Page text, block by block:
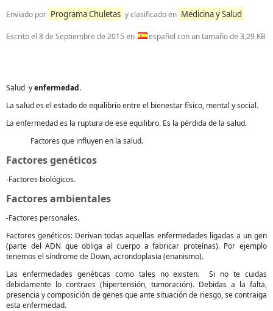
Enviado por Programa Chuletas y clasificado en Medicina y Salud
Escrito el 8 de Septiembre de 2015 en español con un tamaño de 3,29 KB
Salud yenfermedad.
La salud es el estado de equilibrio entre el bienestar físico, mental y social.
La enfermedad es la ruptura de ese equilibro. Es la pérdida de la salud.
Factores que influyen en la salud.
Factores genéticos
-Factores biológicos.
Factores ambientales
-Factores personales.
Factores genéticos: Derivan todas aquellas enfermedades ligadas a un gen
(parte del ADN que obliga al cuerpo a fabricar proteínas). Por ejemplo
tenemos el síndrome de Down, acrondoplasia (enanismo).
Las enfermedades genéticas como tales no existen. Si no te cuidas
debidamente lo contraes (hipertensión, tumoración). Debidas a la falta,
presencia y composición de genes que ante situación de riesgo, se contraiga
esta enfermedad.